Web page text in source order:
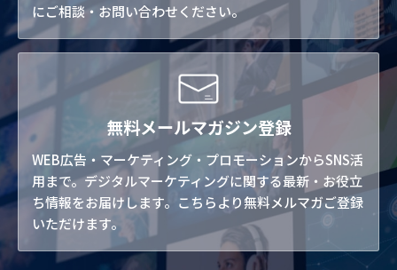
にご相談・お問い合わせください。
無料メールマガジン登録
WEB広告・マーケティング・プロモーションからSNS活
用まで。デジタルマーケティングに関する最新・お役立
ち情報をお届けします。こちらより無料メルマガご登録
いただけます。